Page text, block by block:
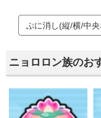
ぷに消し(縦/横/中
ニョロロン族のお